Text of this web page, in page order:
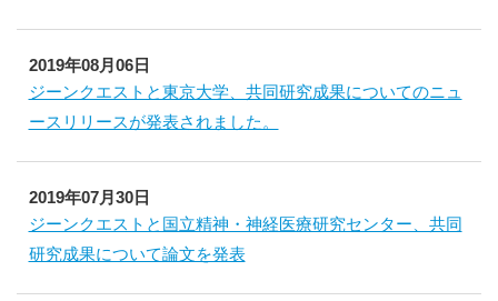
2019年08月06日
ジーンクエストと東京大学、共同研究成果についてのニュ
ースリリースが発表されました。
2019年07月30日
ジーンクエストと国立精神・神経医療研究センター、共同
研究成果について論文を発表